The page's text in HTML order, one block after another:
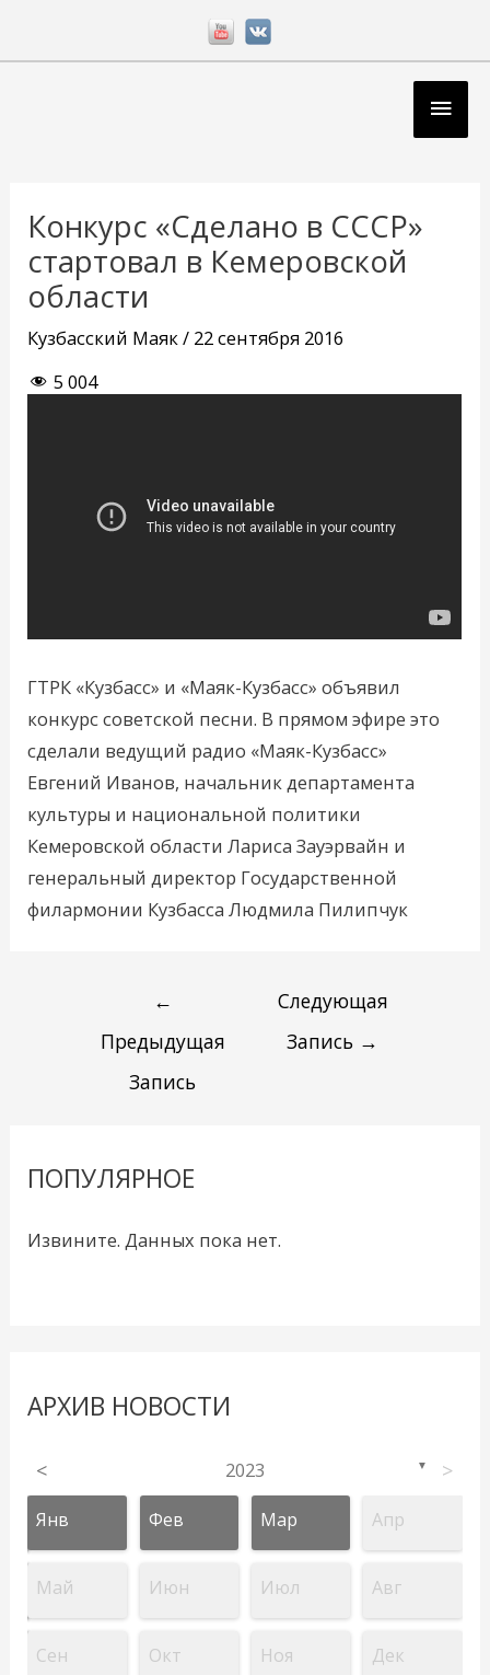
Конкурс «Сделано в СССР»
стартовал в Кемеровской
области
Кузбасский Маяк/ 22 сентября 2016
5 004
ГТРК «Кузбасс» и «Маяк-Кузбасс» объявил
конкурс советской песни. В прямом эфире это
сделали ведущий радио «Маяк-Кузбасс»
Евгений Иванов, начальник департамента
культуры и национальной политики
Кемеровской области Лариса Зауэрвайн и
генеральный директор Государственной
филармонии Кузбасса Людмила Пилипчук
записям
←
Предыдущая
Запись
Следующая
Запись →
ПОПУЛЯРНОЕ
Извините. Данных пока нет.
АРХИВ НОВОСТИ
< 2023 ▼ >
Янв Фев Мар Апр
Май Июн Июл Авг
Сен Окт Ноя Дек